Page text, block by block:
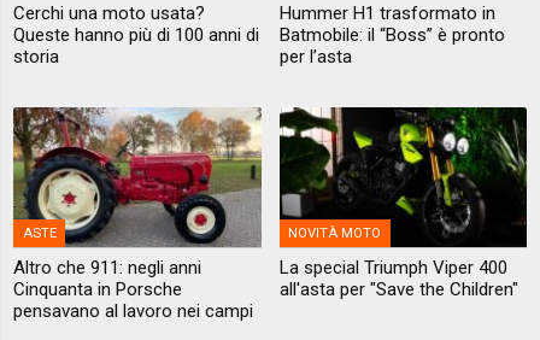
Cerchi una moto usata?
Queste hanno più di 100 anni di
storia
Hummer H1 trasformato in
Batmobile: il “Boss” è pronto
per l’asta
ASTE
Altro che 911: negli anni
Cinquanta in Porsche
pensavano al lavoro nei campi
NOVITÀ MOTO
La special Triumph Viper 400
all'asta per "Save the Children"